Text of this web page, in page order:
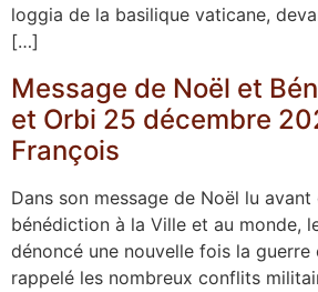
loggia de la basilique vaticane,
[…]
Message de Noël et
et Orbi 25 décembre
François
Dans son message de Noël lu avant
bénédiction à la Ville et au monde,
dénoncé une nouvelle fois la guerre
rappelé les nombreux conflits